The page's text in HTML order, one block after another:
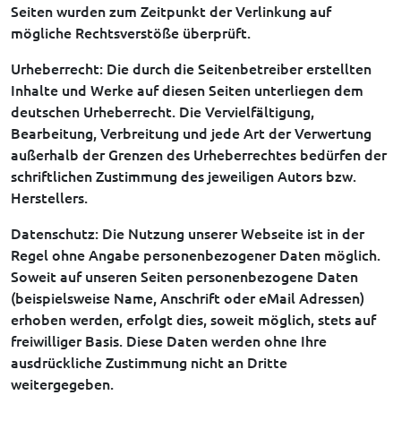
Seiten wurden zum Zeitpunkt der Verlinkung auf
mögliche Rechtsverstöße überprüft.
Urheberrecht: Die durch die Seitenbetreiber erstellten
Inhalte und Werke auf diesen Seiten unterliegen dem
deutschen Urheberrecht. Die Vervielfältigung,
Bearbeitung, Verbreitung und jede Art der Verwertung
außerhalb der Grenzen des Urheberrechtes bedürfen der
schriftlichen Zustimmung des jeweiligen Autors bzw.
Herstellers.
Datenschutz: Die Nutzung unserer Webseite ist in der
Regel ohne Angabe personenbezogener Daten möglich.
Soweit auf unseren Seiten personenbezogene Daten
(beispielsweise Name, Anschrift oder eMail Adressen)
erhoben werden, erfolgt dies, soweit möglich, stets auf
freiwilliger Basis. Diese Daten werden ohne Ihre
ausdrückliche Zustimmung nicht an Dritte
weitergegeben.